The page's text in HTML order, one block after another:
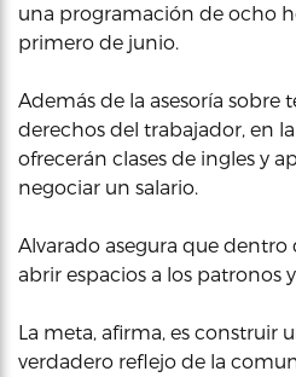
una programación de ocho
primero de junio.
Además de la asesoría sobre
derechos del trabajador, en
ofrecerán clases de ingles y
negociar un salario.
Alvarado asegura que dentro
abrir espacios a los patronos
La meta, afirma, es construir
verdadero reflejo de la